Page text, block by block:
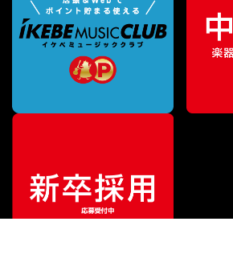
販売価格¥272,000 （税込）